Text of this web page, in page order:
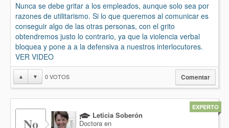
Nunca se debe gritar a los empleados, aunque solo sea por
razones de utilitarismo. Si lo que queremos al comunicar es
conseguir algo de las otras personas, con el grito
obtendremos justo lo contrario, ya que la violencia verbal
bloquea y pone a a la defensiva a nuestros interlocutores.
VER VIDEO
▲ ▼ 0VOTOS Comentar
No
Leticia Soberón
Doctora en
EXPERTO